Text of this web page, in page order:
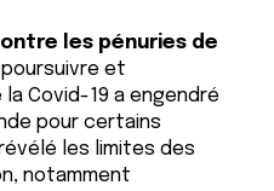
les pénuries de
et
la Covid-19 a engendré
pour certains
les limites des
notamment